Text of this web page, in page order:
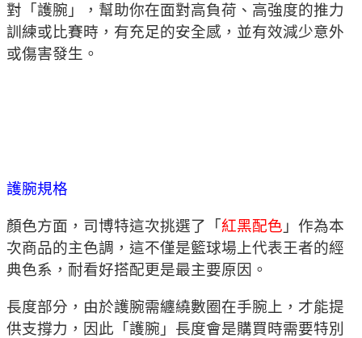
對「護腕」，幫助你在面對高負荷、高強度的推力
訓練或比賽時，有充足的安全感，並有效減少意外
或傷害發生。
護腕規格
顏色方面，司博特這次挑選了「 紅黑配色 」作為本
次商品的主色調，這不僅是籃球場上代表王者的經
典色系，耐看好搭配更是最主要原因。
長度部分，由於護腕需纏繞數圈在手腕上，才能提
供支撐力，因此「護腕」長度會是購買時需要特別